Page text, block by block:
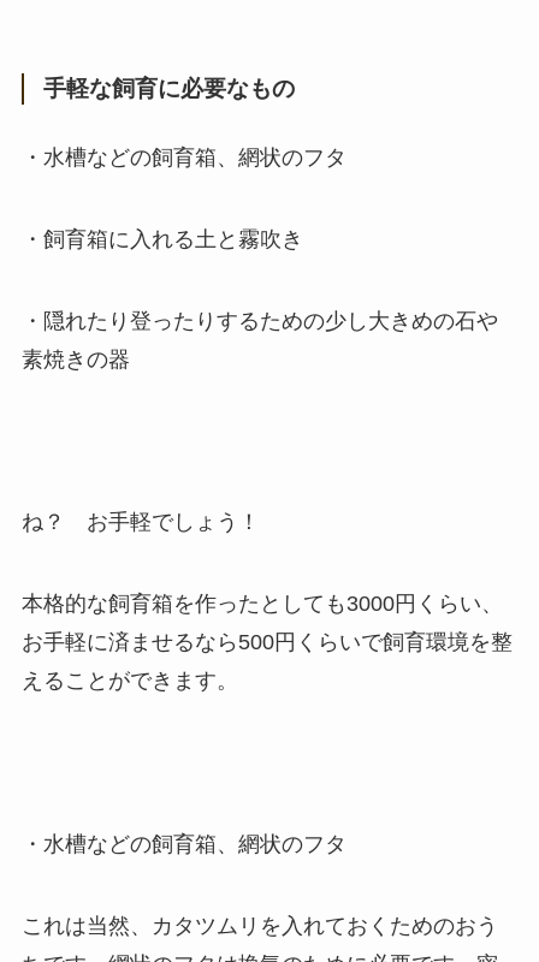
手軽な飼育に必要なもの
・水槽などの飼育箱、網状のフタ
・飼育箱に入れる土と霧吹き
・隠れたり登ったりするための少し大きめの石や
素焼きの器
ね？ お手軽でしょう！
本格的な飼育箱を作ったとしても3000円くらい、
お手軽に済ませるなら500円くらいで飼育環境を整
えることができます。
・水槽などの飼育箱、網状のフタ
これは当然、カタツムリを入れておくためのおう